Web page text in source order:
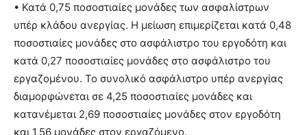
• Κατά 0,75 ποσοστιαίες μονάδες των ασφαλίστρων
υπέρ κλάδου ανεργίας. Η μείωση επιμερίζεται κατά 0,48
ποσοστιαίες μονάδες στο ασφάλιστρο του εργοδότη και
κατά 0,27 ποσοστιαίες μονάδες στο ασφάλιστρο του
εργαζομένου. Το συνολικό ασφάλιστρο υπέρ ανεργίας
διαμορφώνεται σε 4,25 ποσοστιαίες μονάδες και
κατανέμεται 2,69 ποσοστιαίες μονάδες στον εργοδότη
και 1,56 μονάδες στον εργαζόμενο.